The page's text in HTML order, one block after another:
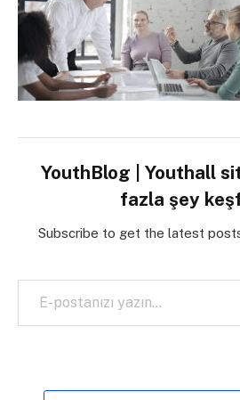
YouthBlog | Youthall
fazla şey
Subscribe to get the latest
E-postanızı yazın…